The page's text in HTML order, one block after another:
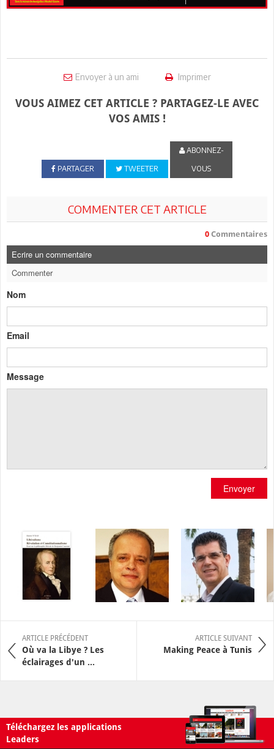
Envoyer à un ami Imprimer
VOUS AIMEZ CET ARTICLE ? PARTAGEZ-LE AVEC
VOS AMIS !
PARTAGER TWEETER
ABONNEZ-
VOUS
COMMENTER CET ARTICLE
0 Commentaires
Ecrire un commentaire
Commenter
Nom
Email
Message
Envoyer
ARTICLE PRÉCÉDENT
Où va la Libye ? Les
éclairages d'un ...
ARTICLE SUIVANT
Making Peace à Tunis
Téléchargez les applications
Leaders